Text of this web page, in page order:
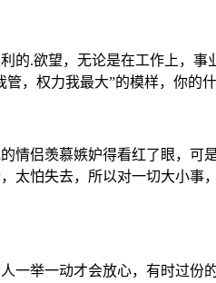
的.欲望，无论是在工作上，
，权力我最大”的模样，你的什
情侣羡慕嫉妒得看红了眼，可
太怕失去，所以对一切大小事
一举一动才会放心，有时过份